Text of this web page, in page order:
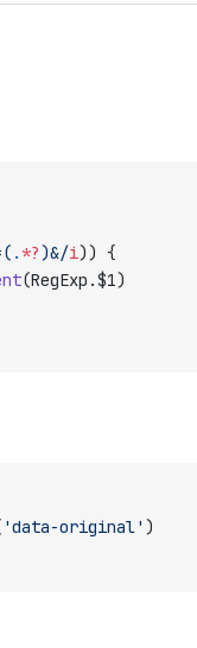
. *?)&/i)) {
(RegExp.$1)
'data-original' )